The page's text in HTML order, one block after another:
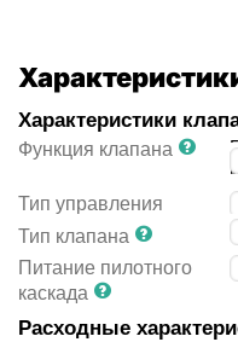
Характеристики
Функция клапана
Тип управления
Тип клапана
Питание пилотного
каскада
Расходные